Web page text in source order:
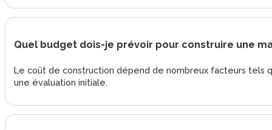
Quel budget dois-je prévoir pour construire une
Le coût de construction dépend de nombreux facteurs tels
une évaluation initiale.